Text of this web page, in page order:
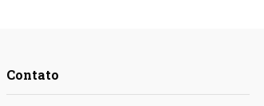
Contato